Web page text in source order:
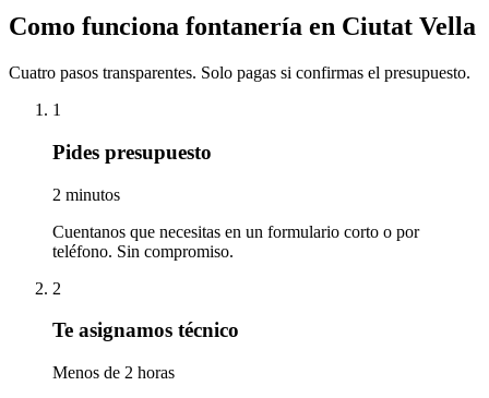
Como funciona fontanería en Ciutat Vella
Cuatro pasos transparentes. Solo pagas si confirmas el presupuesto.
1
Pides presupuesto
2 minutos
Cuentanos que necesitas en un formulario corto o por
teléfono. Sin compromiso.
2
Te asignamos técnico
Menos de 2 horas